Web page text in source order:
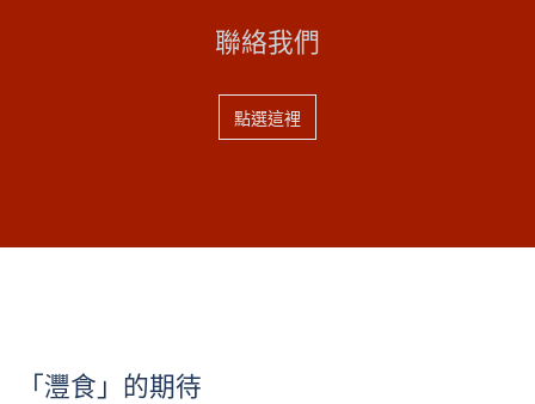
聯絡我們
點選這裡
「灃食」的期待